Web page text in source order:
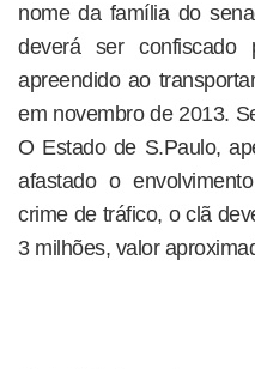
nome da família do
deverá ser
apreendido ao
em novembro de 2013.
O Estado de S.Paulo,
afastado o
crime de tráfico, o clã
3 milhões, valor